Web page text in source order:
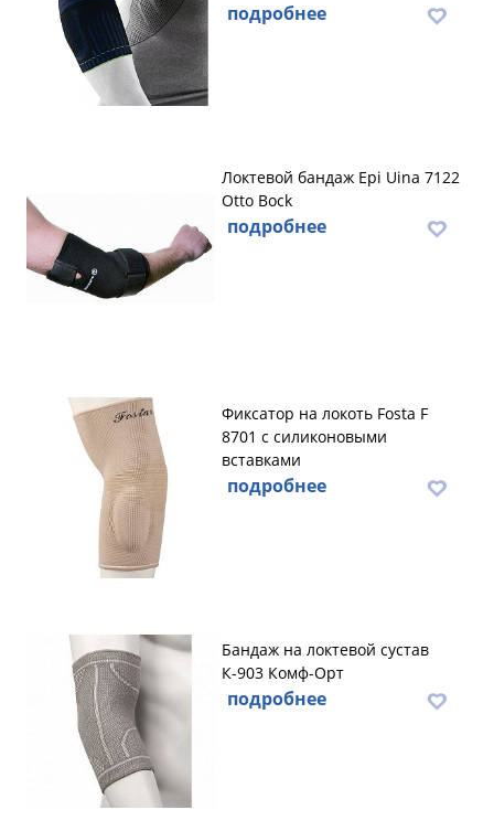
подробнее
Локтевой бандаж Epi Uina 7122
Otto Bock
подробнее
Фиксатор на локоть Fosta F
8701 с силиконовыми
вставками
подробнее
Бандаж на локтевой сустав
К-903 Комф-Орт
подробнее